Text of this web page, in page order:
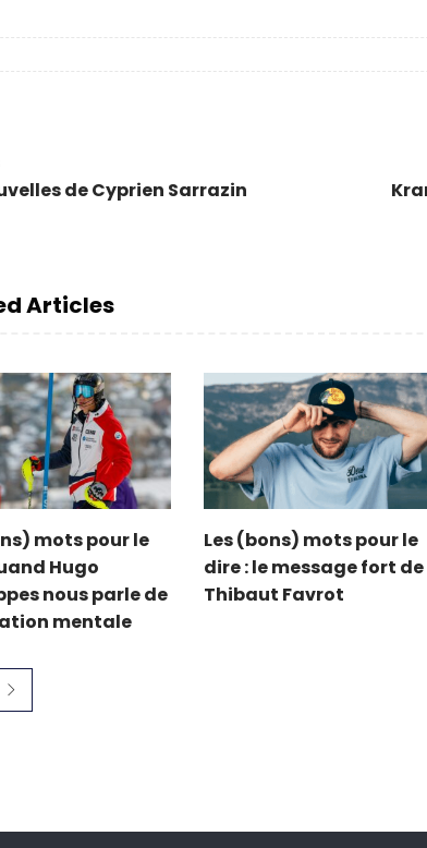
de Cyprien Sarrazin
Articles
mots pour le
Hugo
nous parle de
mentale
Les (bons) mots pour le
dire : le message fort de
Thibaut Favrot